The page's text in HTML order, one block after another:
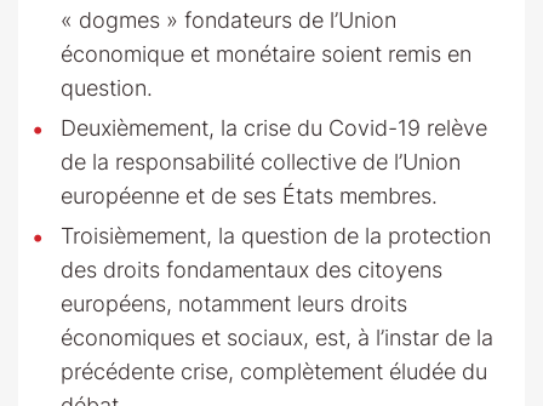
« dogmes » fondateurs de l’Union
économique et monétaire soient remis en
question.
Deuxièmement, la crise du Covid-19 relève
de la responsabilité collective de l’Union
européenne et de ses États membres.
Troisièmement, la question de la protection
des droits fondamentaux des citoyens
européens, notamment leurs droits
économiques et sociaux, est, à l’instar de la
précédente crise, complètement éludée du